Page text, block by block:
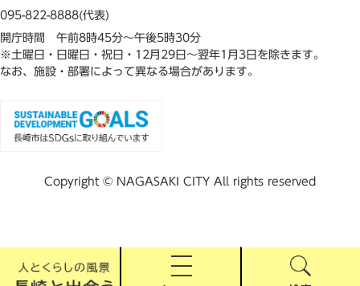
095-822-8888(代表)
開庁時間 午前8時45分～午後5時30分
※土曜日・日曜日・祝日・12月29日～翌年1月3日を除きます。
なお、施設・部署によって異なる場合があります。
Copyright © NAGASAKI CITY All rights reserved